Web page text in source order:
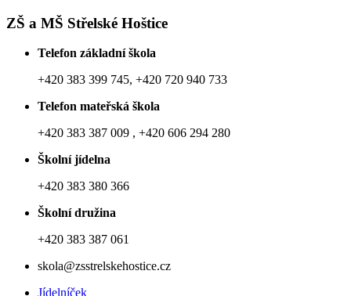
ZŠ a MŠ Střelské Hoštice
Telefon základní škola
+420 383 399 745, +420 720 940 733
Telefon mateřská škola
+420 383 387 009 , +420 606 294 280
Školní jídelna
+420 383 380 366
Školní družina
+420 383 387 061
skola@zsstrelskehostice.cz
Jídelníček